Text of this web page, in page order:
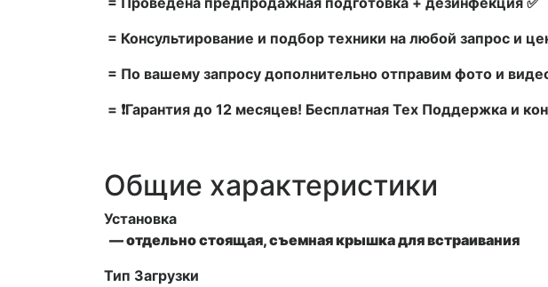
= Консультирование и подбор техники на любой запрос и
= По вашему запросу дополнительно отправим фото и
= ❗Гарантия до 12 месяцев! Бесплатная Тех Поддержка и
Общие характеристики
Установка
—отдельно стоящая, съемная крышка для встраивания
Тип Загрузки